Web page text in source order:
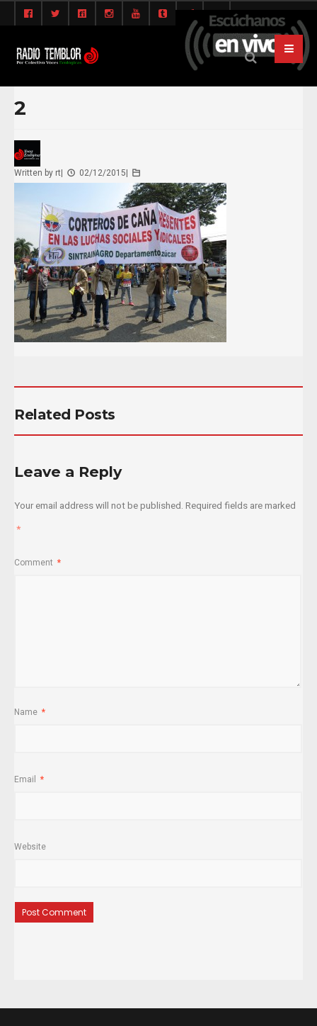
2
Written by rt 02/12/2015
Related Posts
Leave a Reply
Your email address will not be published. Required fields are marked
*
Comment *
Name *
Email *
Website